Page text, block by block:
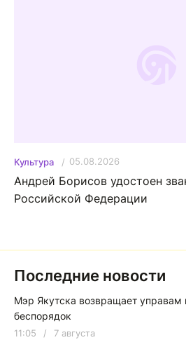
Культура 05.08.2026
Андрей Борисов удостоен
Российской Федерации
Последние новости
Мэр Якутска возвращает управам
беспорядок
11:05 / 7 августа